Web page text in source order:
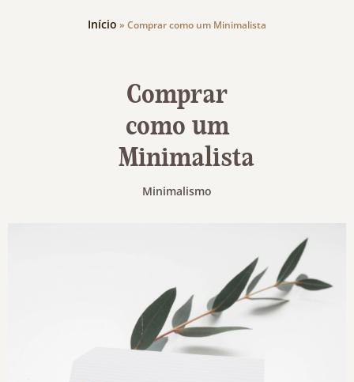
Início » Comprar como um Minimalista
Comprar
como um
Minimalista
Minimalismo